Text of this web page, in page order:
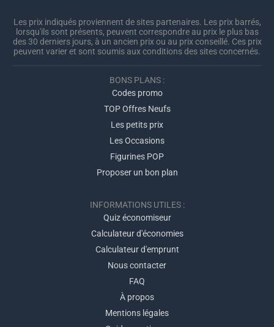
Les prix indiqués proviennent de sites partenaires. Les prix barrés,
lorsqu'ils sont présents, peuvent correspondre au prix le plus bas
des 30 derniers jours, à un ancien prix ou au prix conseillé. Ces prix
peuvent varier et sont soumis aux conditions des sites concernés.
BONS PLANS :
Codes promo
TOP Offres Neufs
Les petits prix
Les Occasions
Figurines POP
Proposer un bon plan
INFORMATIONS UTILES :
Quiz économiseur
Calculateur d'économies
Calculateur d'emprunt
Nous contacter
FAQ
À propos
Mentions légales